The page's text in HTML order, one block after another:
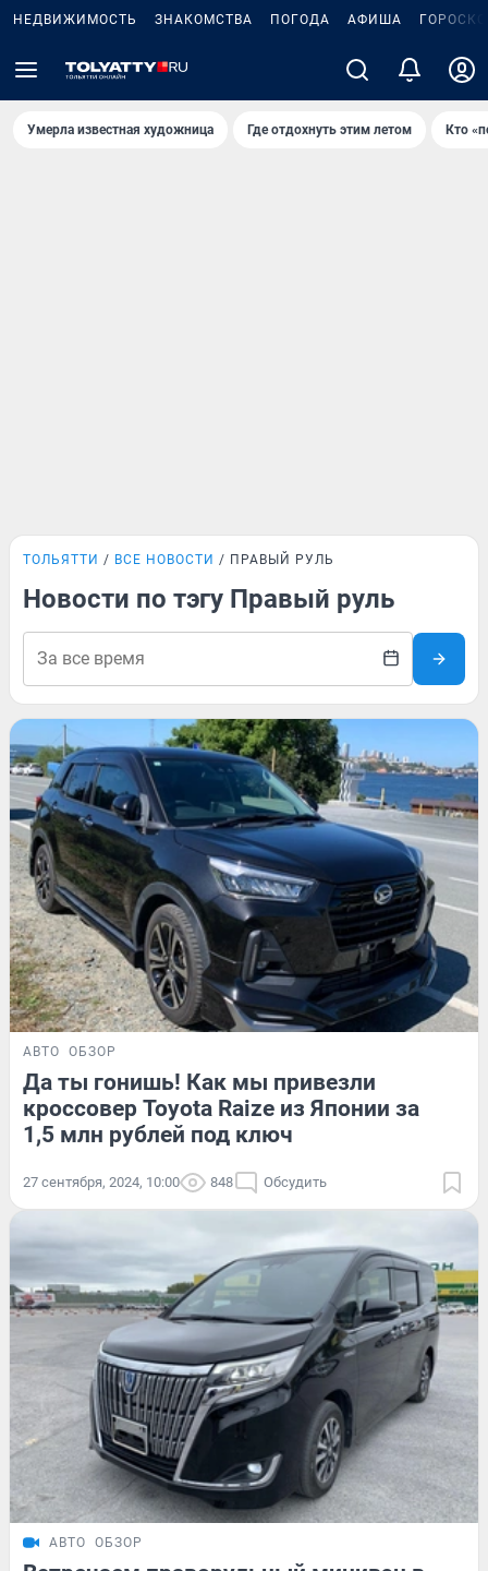
НЕДВИЖИМОСТЬ ЗНАКОМСТВА ПОГОДА АФИША
Умерла известная художница Где отдохнуть этим летом Кто
ТОЛЬЯТТИ ВСЕ НОВОСТИ ПРАВЫЙ РУЛЬ
Новости по тэгу Правый руль
АВТО ОБЗОР
Да ты гонишь! Как мы привезли
кроссовер Toyota Raize из Японии за
1,5 млн рублей под ключ
27 сентября, 2024, 10:00 848 Обсудить
АВТО ОБЗОР